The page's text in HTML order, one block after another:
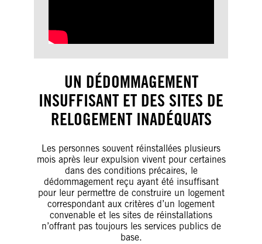
UN DÉDOMMAGEMENT
INSUFFISANT ET DES SITES DE
RELOGEMENT INADÉQUATS
Les personnes souvent réinstallées plusieurs
mois après leur expulsion vivent pour certaines
dans des conditions précaires, le
dédommagement reçu ayant été insuffisant
pour leur permettre de construire un logement
correspondant aux critères d’un logement
convenable et les sites de réinstallations
n’offrant pas toujours les services publics de
base.